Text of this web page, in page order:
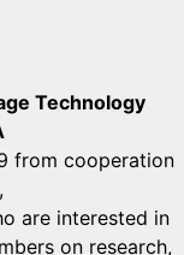
Technology
from cooperation
are interested in
on research,